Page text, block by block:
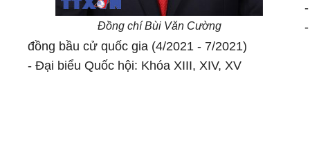
Đồng chí Bùi Văn Cường
đồng bầu cử quốc gia (4/2021 - 7/2021)
- Đại biểu Quốc hội: Khóa XIII, XIV, XV